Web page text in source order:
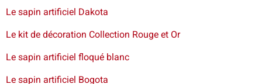
Le sapin artificiel Dakota
Le kit de décoration Collection Rouge et Or
Le sapin artificiel floqué blanc
Le sapin artificiel Bogota